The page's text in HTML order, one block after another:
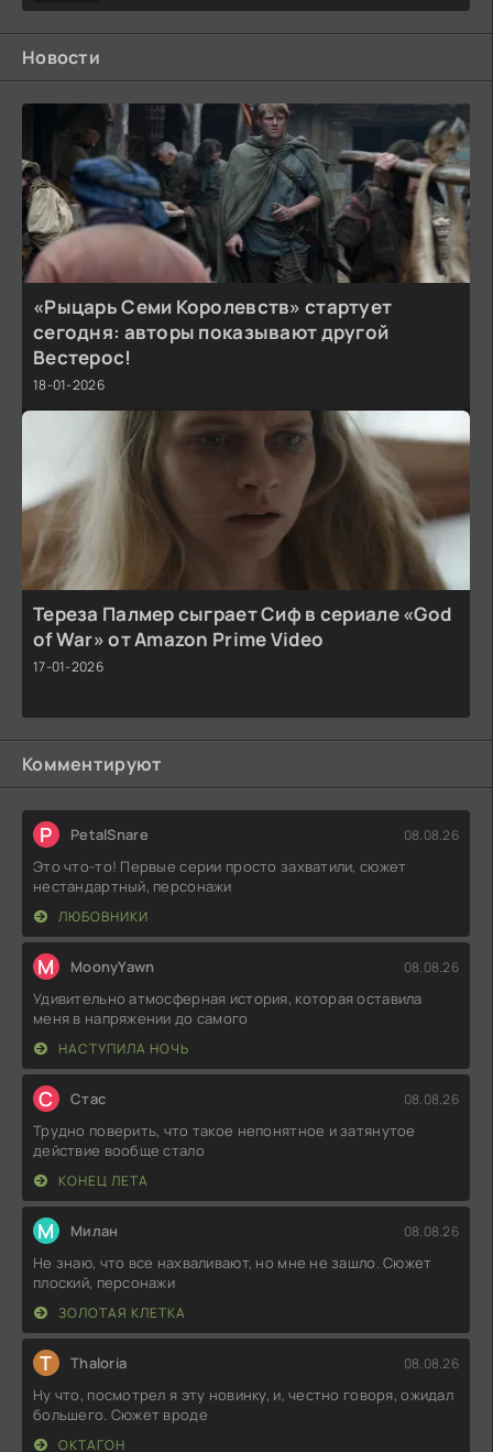
Новости
«Рыцарь Семи Королевств» стартует
сегодня: авторы показывают другой
Вестерос!
18-01-2026
Тереза Палмер сыграет Сиф в сериале «God
of War» от Amazon Prime Video
17-01-2026
Комментируют
P PetalSnare 08.08.26
Это что-то! Первые серии просто захватили, сюжет
нестандартный, персонажи
ЛЮБОВНИКИ
M MoonyYawn 08.08.26
Удивительно атмосферная история, которая оставила
меня в напряжении до самого
НАСТУПИЛА НОЧЬ
С Стас 08.08.26
Трудно поверить, что такое непонятное и затянутое
действие вообще стало
КОНЕЦ ЛЕТА
М Милан 08.08.26
Не знаю, что все нахваливают, но мне не зашло. Сюжет
плоский, персонажи
ЗОЛОТАЯ КЛЕТКА
T Thaloria 08.08.26
Ну что, посмотрел я эту новинку, и, честно говоря, ожидал
большего. Сюжет вроде
ОКТАГОН